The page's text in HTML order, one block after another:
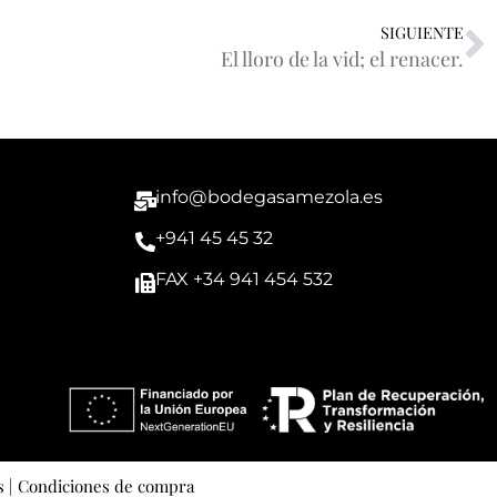
SIGUIENTE
El lloro de la vid; el renacer.
info@bodegasamezola.es
+941 45 45 32
FAX +34 941 454 532
Condiciones de compra